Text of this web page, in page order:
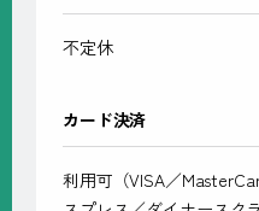
不定休
カード決済
利用可（VISA／